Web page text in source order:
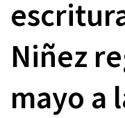
Niñez
mayo a